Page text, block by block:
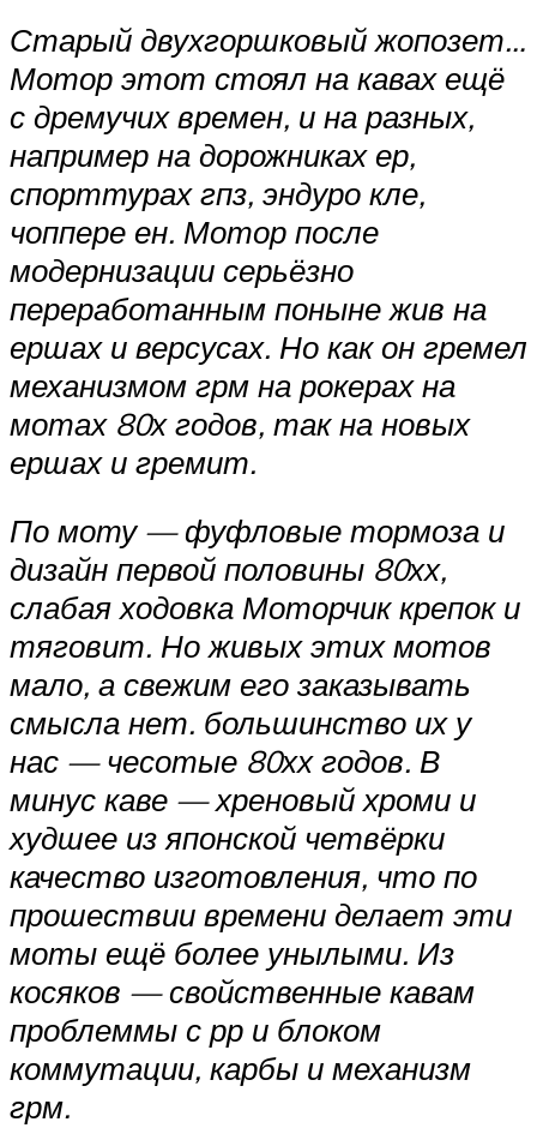
Старый двухгоршковый жопозет…
Мотор этот стоял на кавах ещё
с дремучих времен, и на разных,
например на дорожниках ер,
спорттурах гпз, эндуро кле,
чоппере ен. Мотор после
модернизации серьёзно
переработанным поныне жив на
ершах и версусах. Но как он гремел
механизмом грм на рокерах на
мотах 80х годов, так на новых
ершах и гремит.
По моту — фуфловые тормоза и
дизайн первой половины 80хх,
слабая ходовка Моторчик крепок и
тяговит. Но живых этих мотов
мало, а свежим его заказывать
смысла нет. большинство их у
нас — чесотые 80хх годов. В
минус каве — хреновый хроми и
худшее из японской четвёрки
качество изготовления, что по
прошествии времени делает эти
моты ещё более унылыми. Из
косяков — свойственные кавам
проблеммы с рр и блоком
коммутации, карбы и механизм
грм.